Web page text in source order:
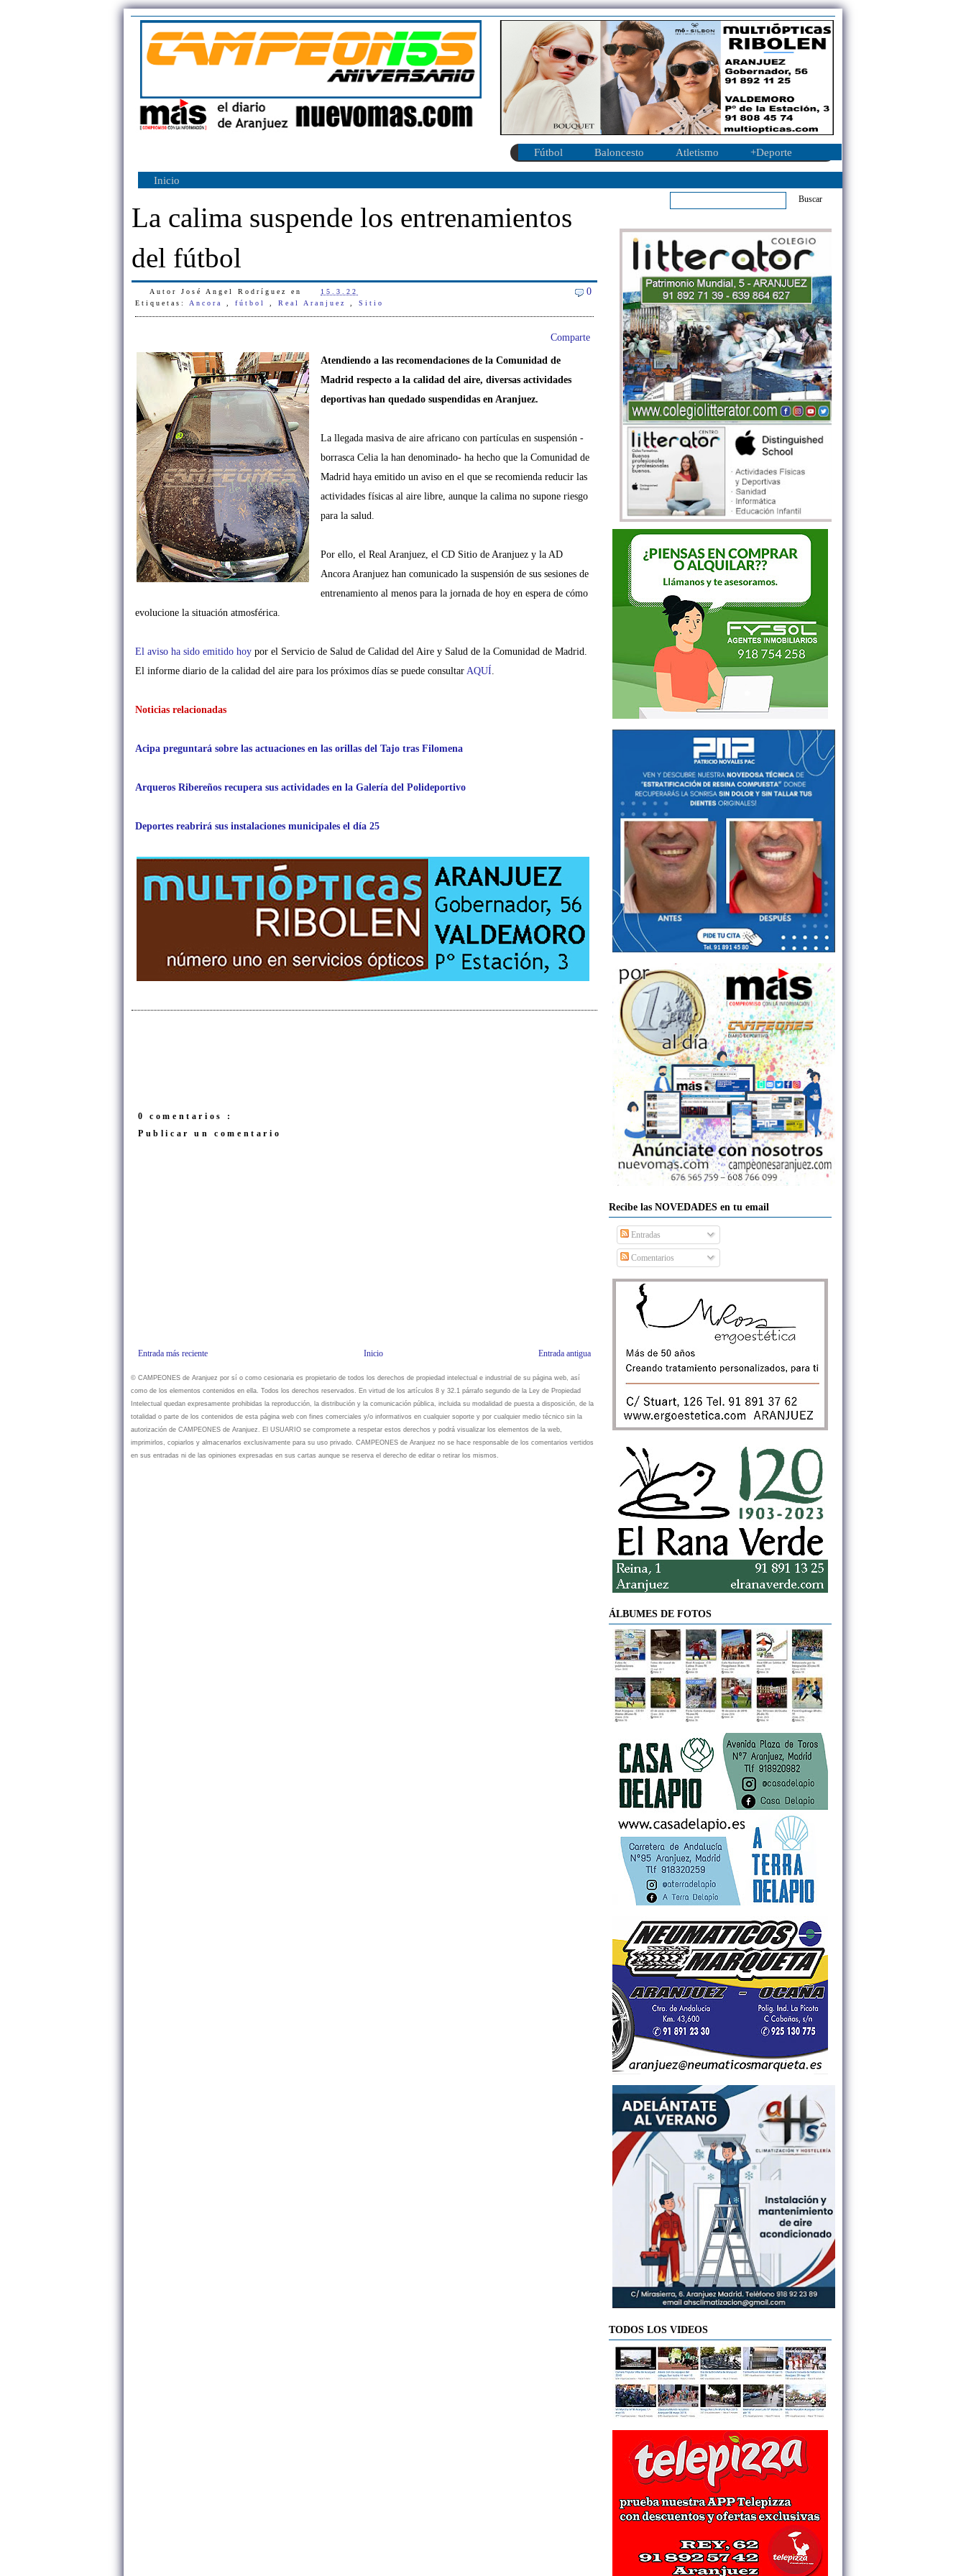
Fútbol Baloncesto Atletismo +Deporte
Inicio
La calima suspende los entrenamientos
del fútbol
Autor José Angel Rodríguez en 15.3.22 0
Etiquetas: Ancora fútbol Real Aranjuez Sitio
Comparte
Atendiendo a las recomendaciones de la Comunidad de
Madrid respecto a la calidad del aire, diversas actividades
deportivas han quedado suspendidas en Aranjuez.
La llegada masiva de aire africano con partículas en suspensión -
borrasca Celia la han denominado- ha hecho que la Comunidad de
Madrid haya emitido un aviso en el que se recomienda reducir las
actividades físicas al aire libre, aunque la calima no supone riesgo
para la salud.
Por ello, el Real Aranjuez, el CD Sitio de Aranjuez y la AD
Ancora Aranjuez han comunicado la suspensión de sus sesiones de
entrenamiento al menos para la jornada de hoy en espera de cómo
evolucione la situación atmosférica.
El aviso ha sido emitido hoy por el Servicio de Salud de Calidad del Aire y Salud de la Comunidad de Madrid.
El informe diario de la calidad del aire para los próximos días se puede consultar AQUÍ.
Noticias relacionadas
Acipa preguntará sobre las actuaciones en las orillas del Tajo tras Filomena
Arqueros Ribereños recupera sus actividades en la Galería del Polideportivo
Deportes reabrirá sus instalaciones municipales el día 25
0 comentarios :
Publicar un comentario
Entrada más reciente Entrada antigua
Inicio
© CAMPEONES de Aranjuez por sí o como cesionaria es propietario de todos los derechos de propiedad intelectual e industrial de su página web, así
como de los elementos contenidos en ella. Todos los derechos reservados. En virtud de los artículos 8 y 32.1 párrafo segundo de la Ley de Propiedad
Intelectual quedan expresamente prohibidas la reproducción, la distribución y la comunicación pública, incluida su modalidad de puesta a disposición, de la
totalidad o parte de los contenidos de esta página web con fines comerciales y/o informativos en cualquier soporte y por cualquier medio técnico sin la
autorización de CAMPEONES de Aranjuez. El USUARIO se compromete a respetar estos derechos y podrá visualizar los elementos de la web,
imprimirlos, copiarlos y almacenarlos exclusivamente para su uso privado. CAMPEONES de Aranjuez no se hace responsable de los comentarios vertidos
en sus entradas ni de las opiniones expresadas en sus cartas aunque se reserva el derecho de editar o retirar los mismos.
Recibe las NOVEDADES en tu email
Entradas
Comentarios
ÁLBUMES DE FOTOS
TODOS LOS VIDEOS